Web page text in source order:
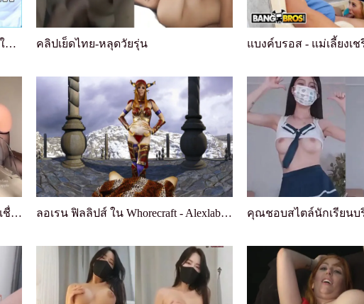
บังบรอส - MILF เชรี เดวิลล์ ต้องการให้หยุน เอล คา... คลิปเย็ดไทย-หลุดวัยรุ่น
ผ้าซิปดำคู่กับก้นสวยคุณภาพสูง อย่าเชื่อว่าคุณจะไม... ลอเรน ฟิลลิปส์ ใน Whorecraft - Alexlabia ต้องเรีย...